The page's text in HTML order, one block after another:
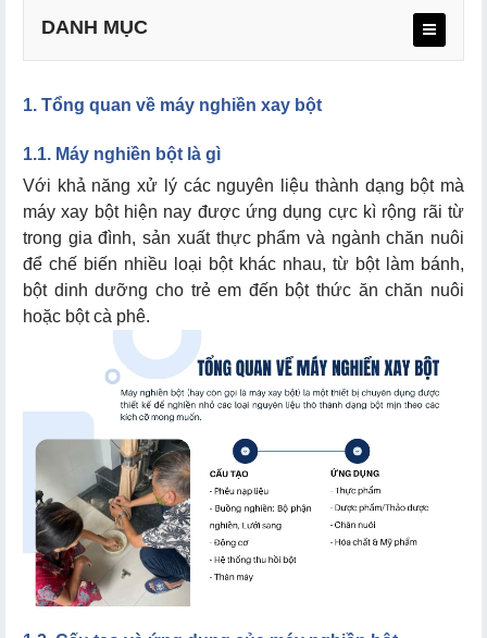
DANH MỤC
1.1. Máy nghiền bột là gì
1.2. Cấu tạo và ứng dụng của máy nghiền bột
2.1. Phân loại máy xay chức năng và nguyên liệu
2.2. Phân loại theo nguyên lý và cấu tạo thiết bị
3.1. Bảng giá máy xay bột khô
3.2. Bảng giá máy nghiền bột nước
4.1. Thương hiệu/Nhà sản xuất trong nước uy tín
4.2. Thương hiệu Trung Quốc chủ yếu máy mini, gia
đình
1. Tổng quan về máy nghiền xay bột
1.1. Máy nghiền bột là gì
Với khả năng xử lý các nguyên liệu thành dạng bột mà
máy xay bột hiện nay được ứng dụng cực kì rộng rãi từ
trong gia đình, sản xuất thực phẩm và ngành chăn nuôi
để chế biến nhiều loại bột khác nhau, từ bột làm bánh,
bột dinh dưỡng cho trẻ em đến bột thức ăn chăn nuôi
hoặc bột cà phê.